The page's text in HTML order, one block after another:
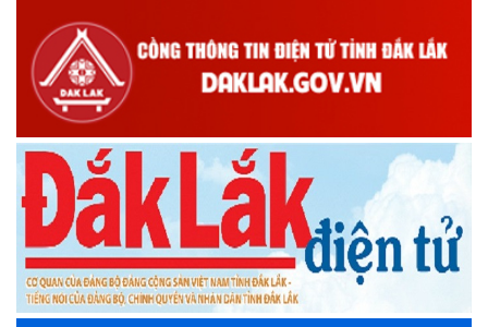
thiếu nhi trên địa bàn xã năm 2026
(14/05/2026)
Chương trình kỷ niệm 85 năm ngày thành lập Đội TNTP Hồ Chí
Minh (15/05/1941 – 15/05/2026) và kỷ niệm 136 năm ngày
sinh Chủ tịch Hồ Chí Minh (19/05/1890 – 19/05/2026).
(14/05/2026)